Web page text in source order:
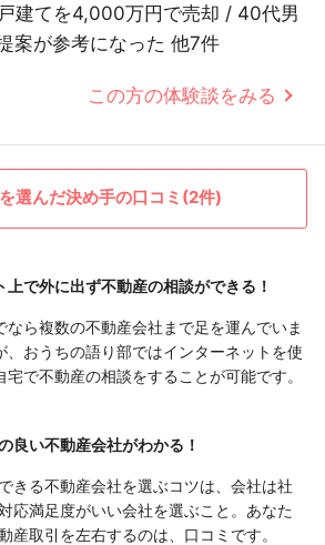
建てを4,000万円で売却 / 40代男
案が参考になった 他7件
この方の体験談をみる
選んだ決め手の口コミ(2件)
上で外に出ず不動産の相談ができる！
なら複数の不動産会社まで足を運んでいま
、おうちの語り部ではインターネットを使
宅で不動産の相談をすることが可能です。
良い不動産会社がわかる！
きる不動産会社を選ぶコツは、会社は社
応満足度がいい会社を選ぶこと。あなた
産取引を左右するのは、口コミです。